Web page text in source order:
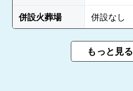
併設火葬場
併設なし
もっと見る